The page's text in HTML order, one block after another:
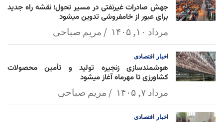
جهش صادرات غیرنفتی در مسیر تحول؛ نقشه راه جدید
برای عبور از خامفروشی تدوین میشود
مرداد ۱۰, ۱۴۰۵ مریم صباحی
اخبار اقتصادی
هوشمندسازی زنجیره تولید و تأمین محصولات
کشاورزی تا مهرماه آغاز میشود
مرداد ۷, ۱۴۰۵ مریم صباحی
اخبار اقتصادی